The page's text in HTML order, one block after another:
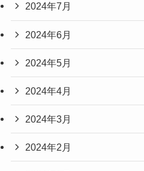
2024年7月
2024年6月
2024年5月
2024年4月
2024年3月
2024年2月